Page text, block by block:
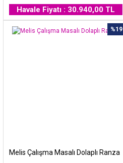
Havale Fiyatı : 30.940,00 TL
%19
Melis Çalışma Masalı Dolaplı Ranza